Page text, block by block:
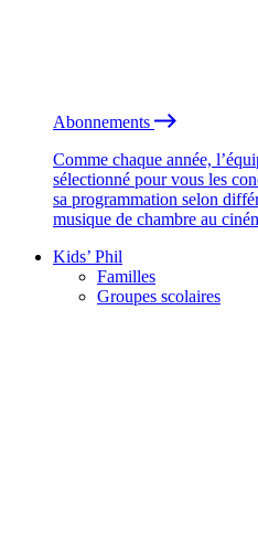
Abonnements
Comme chaque année,
sélectionné pour vous les
sa programmation selon
musique de chambre au
Kids’ Phil
Familles
Groupes scolaires